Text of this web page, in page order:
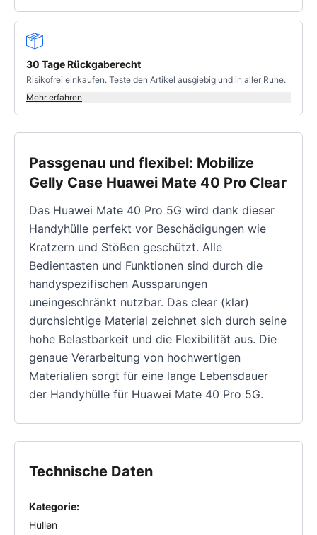
30 Tage Rückgaberecht
Risikofrei einkaufen. Teste den Artikel ausgiebig und in aller Ruhe.
Mehr erfahren
Passgenau und flexibel: Mobilize
Gelly Case Huawei Mate 40 Pro Clear
Das Huawei Mate 40 Pro 5G wird dank dieser
Handyhülle perfekt vor Beschädigungen wie
Kratzern und Stößen geschützt. Alle
Bedientasten und Funktionen sind durch die
handyspezifischen Aussparungen
uneingeschränkt nutzbar. Das clear (klar)
durchsichtige Material zeichnet sich durch seine
hohe Belastbarkeit und die Flexibilität aus. Die
genaue Verarbeitung von hochwertigen
Materialien sorgt für eine lange Lebensdauer
der Handyhülle für Huawei Mate 40 Pro 5G.
Technische Daten
Kategorie:
Hüllen